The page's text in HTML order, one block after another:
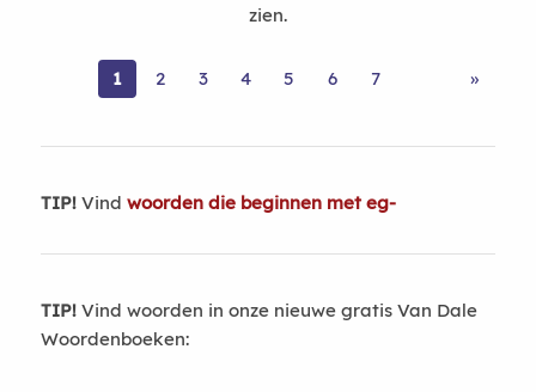
zien.
1 2 3 4 5 6 7 »
TIP!Vind woorden die beginnen met eg-
TIP!Vind woorden in onze nieuwe gratis Van Dale
Woordenboeken: